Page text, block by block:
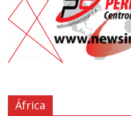
África